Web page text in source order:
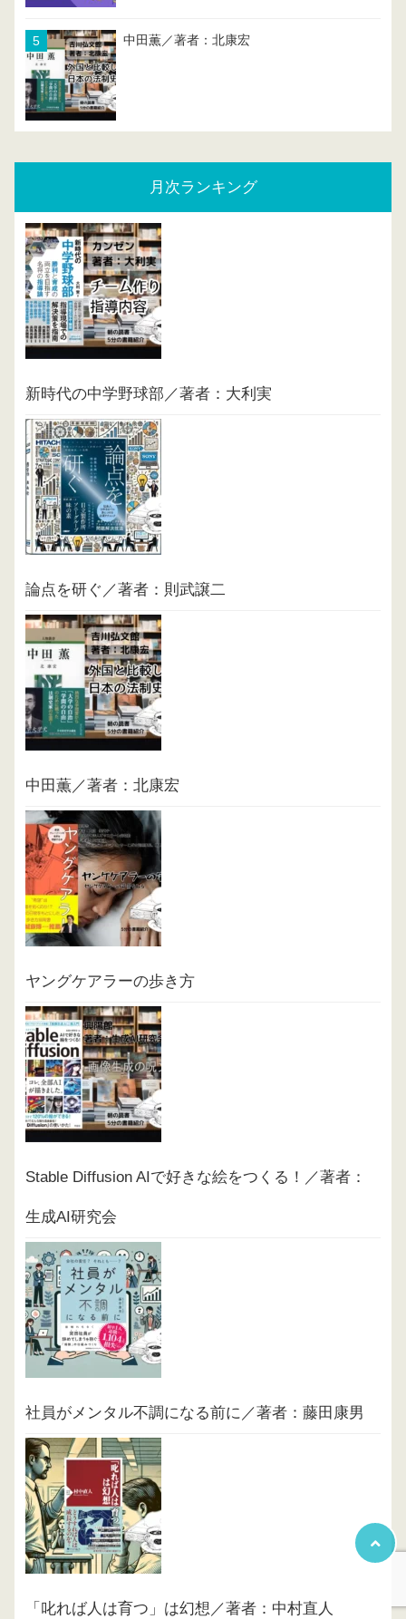
中田薫／著者：北康宏
月次ランキング
新時代の中学野球部／著者：大利実
論点を研ぐ／著者：則武譲二
中田薫／著者：北康宏
ヤングケアラーの歩き方
Stable Diffusion AIで好きな絵をつくる！／著者：
生成AI研究会
社員がメンタル不調になる前に／著者：藤田康男
「叱れば人は育つ」は幻想／著者：中村直人